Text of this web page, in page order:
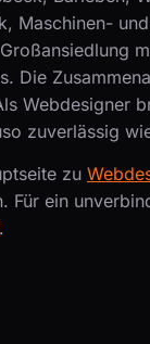
Maschinen-
Die
Webdesigner
zuverlässig
zu
Für ein
.